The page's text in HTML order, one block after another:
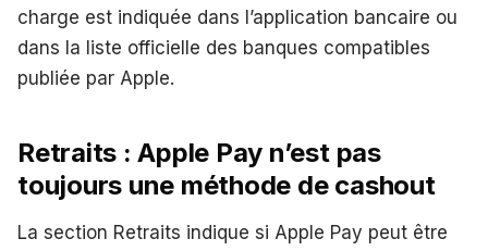
charge est indiquée dans l’application bancaire ou
dans la liste officielle des banques compatibles
publiée par Apple.
Retraits : Apple Pay n’est pas
toujours une méthode de cashout
La section Retraits indique si Apple Pay peut être